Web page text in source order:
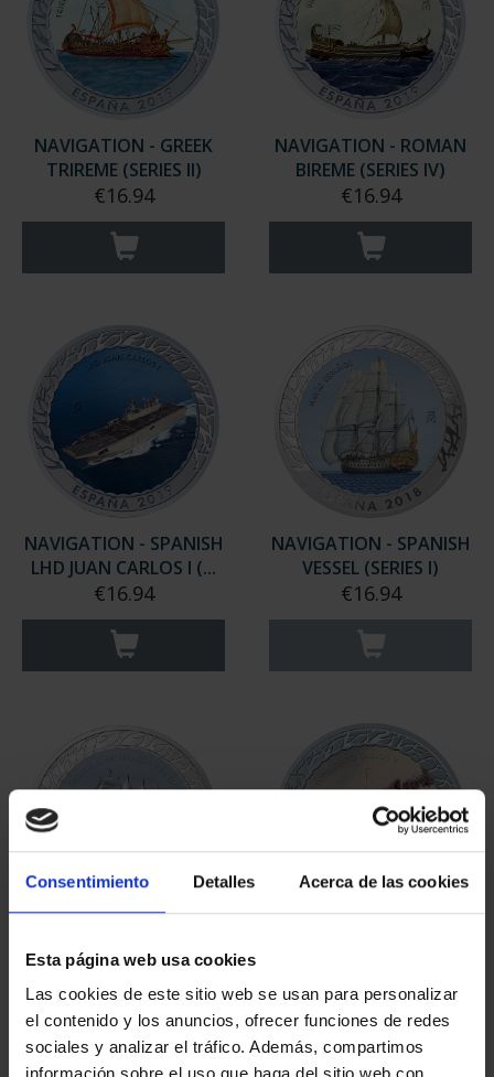
Consentimiento Detalles Acerca de las cookies
Esta página web usa cookies
Las cookies de este sitio web se usan para personalizar
el contenido y los anuncios, ofrecer funciones de redes
sociales y analizar el tráfico. Además, compartimos
NAVIGATION - GREEK
TRIREME (SERIES II)
€16.94
NAVIGATION - ROMAN
BIREME (SERIES IV)
€16.94
NAVIGATION - SPANISH
LHD JUAN CARLOS I (...
€16.94
NAVIGATION - SPANISH
VESSEL (SERIES I)
€16.94
TRAINING SHIP
'ELCANO' (SER...
€16.94
€16.94